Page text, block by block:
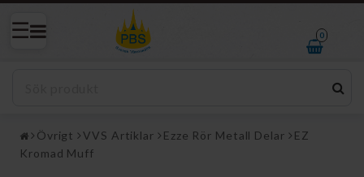
0
Övrigt VVS Artiklar Ezze Rör Metall Delar
EZ
Kromad Muff